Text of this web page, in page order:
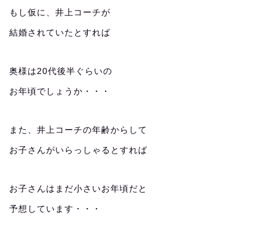
もし仮に、井上コーチが
結婚されていたとすれば
奥様は20代後半ぐらいの
お年頃でしょうか・・・
また、井上コーチの年齢からして
お子さんがいらっしゃるとすれば
お子さんはまだ小さいお年頃だと
予想しています・・・